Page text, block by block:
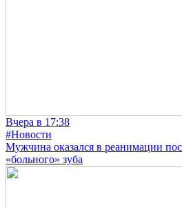
Вчера в 17:38
#Новости
Мужчина оказался в реанимации
«больного» зуба